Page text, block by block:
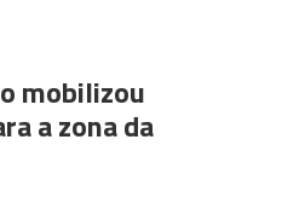
mobilizou
a zona da